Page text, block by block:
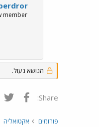
member
הנושא נעול.
Share: פייסבוק
פורומים אקטואליה